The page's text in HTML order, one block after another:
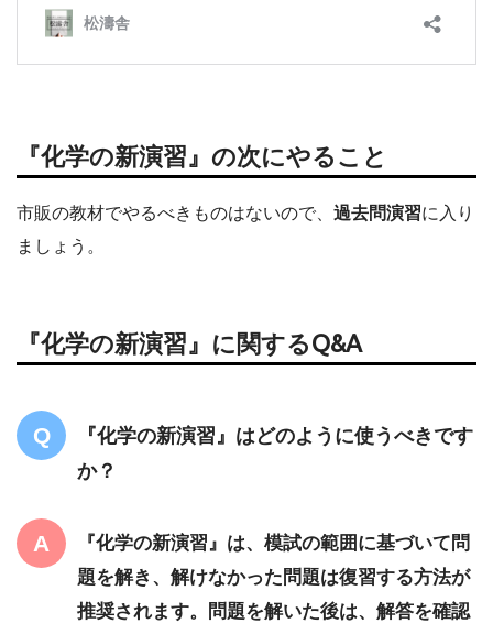
『化学の新演習』の次にやること
市販の教材でやるべきものはないので、 過去問演習に入り
ましょう。
『化学の新演習』に関するQ&A
『化学の新演習』はどのように使うべきです
か？
『化学の新演習』は、模試の範囲に基づいて問
題を解き、解けなかった問題は復習する方法が
推奨されます。問題を解いた後は、解答を確認